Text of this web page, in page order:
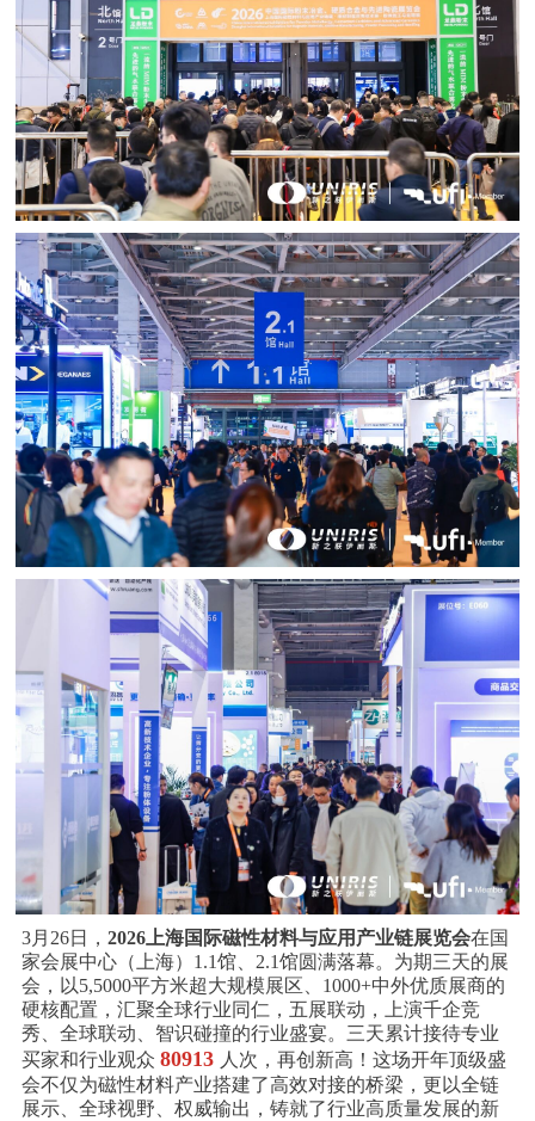
3月26日，2026上海国际磁性材料与应用产业链展览会在国
家会展中心（上海）1.1馆、2.1馆圆满落幕。为期三天的展
会，以5,5000平方米超大规模展区、1000+中外优质展商的
硬核配置，汇聚全球行业同仁，五展联动，上演千企竞
秀、全球联动、智识碰撞的行业盛宴。三天累计接待专业
买家和行业观众80913 人次，再创新高！这场开年顶级盛
会不仅为磁性材料产业搭建了高效对接的桥梁，更以全链
展示、全球视野、权威输出，铸就了行业高质量发展的新